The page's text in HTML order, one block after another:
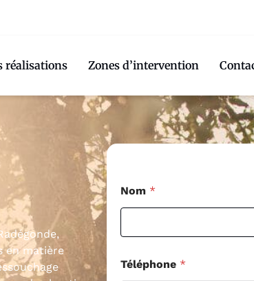
réalisations Zones d’intervention
en matière
Nom *
Téléphone *